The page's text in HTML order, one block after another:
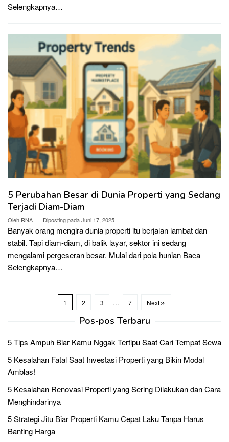
Selengkapnya…
5 Perubahan Besar di Dunia Properti yang Sedang
Terjadi Diam-Diam
Oleh RNA Diposting padaJuni 17, 2025
Banyak orang mengira dunia properti itu berjalan lambat dan
stabil. Tapi diam-diam, di balik layar, sektor ini sedang
mengalami pergeseran besar. Mulai dari pola hunian Baca
Selengkapnya…
1 2 3 … 7 Next
Pos-pos Terbaru
5 Tips Ampuh Biar Kamu Nggak Tertipu Saat Cari Tempat Sewa
5 Kesalahan Fatal Saat Investasi Properti yang Bikin Modal
Amblas!
5 Kesalahan Renovasi Properti yang Sering Dilakukan dan Cara
Menghindarinya
5 Strategi Jitu Biar Properti Kamu Cepat Laku Tanpa Harus
Banting Harga